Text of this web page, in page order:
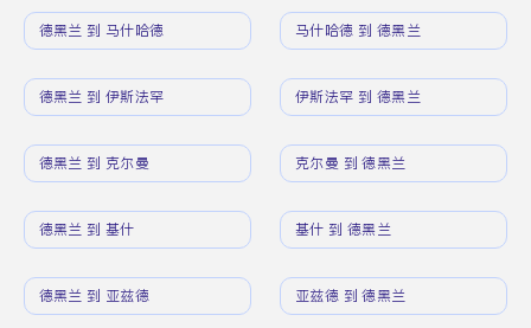
德黑兰 到 马什哈德 马什哈德 到 德黑兰
德黑兰 到 伊斯法罕 伊斯法罕 到 德黑兰
德黑兰 到 克尔曼 克尔曼 到 德黑兰
德黑兰 到 基什 基什 到 德黑兰
德黑兰 到 亚兹德 亚兹德 到 德黑兰